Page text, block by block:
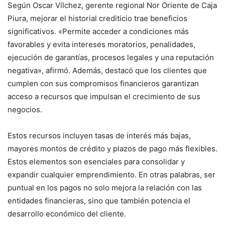
Según Oscar Vílchez, gerente regional Nor Oriente de Caja
Piura, mejorar el historial crediticio trae beneficios
significativos. «Permite acceder a condiciones más
favorables y evita intereses moratorios, penalidades,
ejecución de garantías, procesos legales y una reputación
negativa», afirmó. Además, destacó que los clientes que
cumplen con sus compromisos financieros garantizan
acceso a recursos que impulsan el crecimiento de sus
negocios.
Estos recursos incluyen tasas de interés más bajas,
mayores montos de crédito y plazos de pago más flexibles.
Estos elementos son esenciales para consolidar y
expandir cualquier emprendimiento. En otras palabras, ser
puntual en los pagos no solo mejora la relación con las
entidades financieras, sino que también potencia el
desarrollo económico del cliente.